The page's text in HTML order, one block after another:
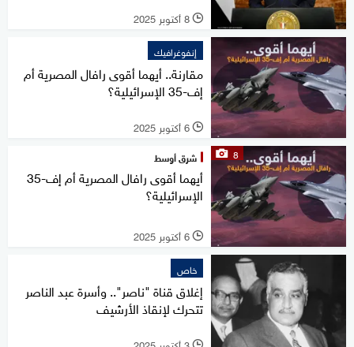
l 8 أكتوبر 2025
إنفوغرافيك
مقارنة.. أيهما أقوى رافال المصرية أم
إف-35 الإسرائيلية؟
l 6 أكتوبر 2025
8 شرق أوسط
أيهما أقوى رافال المصرية أم إف-35
الإسرائيلية؟
l 6 أكتوبر 2025
خاص
إغلاق قناة "ناصر".. وأسرة عبد الناصر
تتحرك لإنقاذ الأرشيف
l